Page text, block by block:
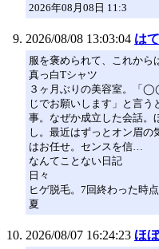
2026年08月08日 11:3
2026/08/08 13:03:04 は
服を褒められて、これから
真っ白Tシャツ
３ヶ月ぶりの美容室。「
じでお願いします」と言う
事。なぜか成立した会話。
し。最近はずっとオン眉の
はお任せ。センスを信…
なんてことない日記
日々
ヒゲ脱毛。7回終わった時
夏
2026/08/07 16:24:23 ほ